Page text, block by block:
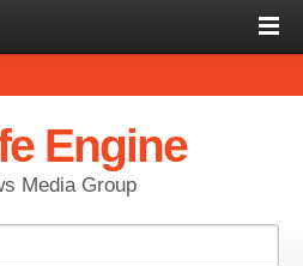
Engine
Media Group